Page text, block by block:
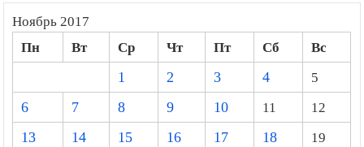
Ноябрь 2017
Пн Вт Ср Чт Пт Сб
Вс
1
2 3 4
5
6
7 8 9 10 11
12
13
14 15 16 17 18
19